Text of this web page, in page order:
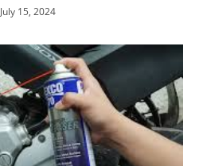
July 15, 2024